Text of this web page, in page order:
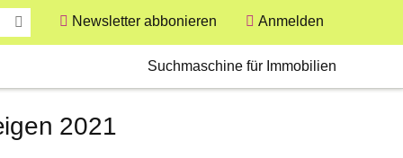
Newsletter abbonieren
User
Anmelden
Suchmaschine für Immobilien
2021